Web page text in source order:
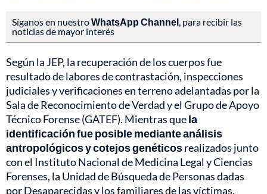
Síganos en nuestroWhatsApp Channel, para recibir las
noticias de mayor interés
Según la JEP, la recuperación de los cuerpos fue
resultado de labores de contrastación, inspecciones
judiciales y verificaciones en terreno adelantadas por la
Sala de Reconocimiento de Verdad y el Grupo de Apoyo
Técnico Forense (GATEF). Mientras quela
identificación fue posible mediante análisis
antropológicos y cotejos genéticosrealizados junto
con el Instituto Nacional de Medicina Legal y Ciencias
Forenses, la Unidad de Búsqueda de Personas dadas
por Desaparecidas y los familiares de las víctimas.